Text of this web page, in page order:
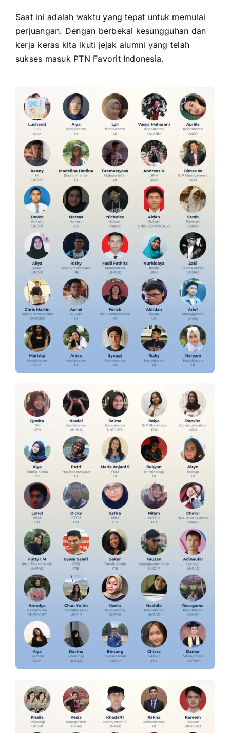
Saat ini adalah waktu yang tepat untuk memulai
perjuangan. Dengan berbekal kesungguhan dan
kerja keras kita ikuti jejak alumni yang telah
sukses masuk PTN Favorit Indonesia.